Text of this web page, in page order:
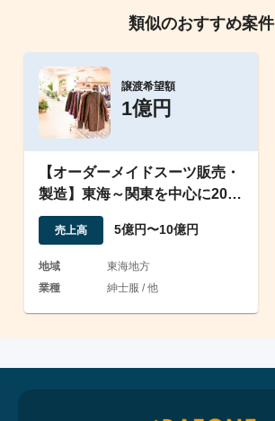
類似のおすすめ案件
譲渡希望額
1億円
【オーダーメイドスーツ販売・
製造】東海～関東を中心に20店
舗以上展開
売上高 5億円〜10億円
地域
東海地方
業種
紳士服 / 他